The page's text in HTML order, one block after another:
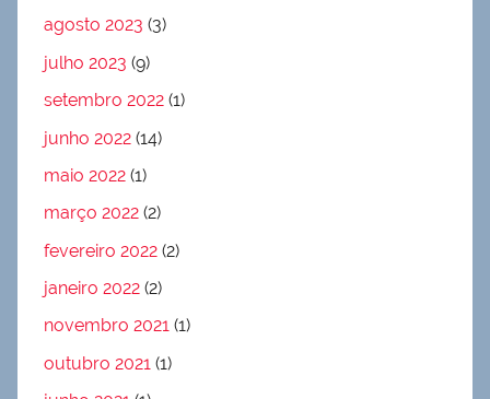
agosto 2023 (3)
julho 2023 (9)
setembro 2022 (1)
junho 2022 (14)
maio 2022 (1)
março 2022 (2)
fevereiro 2022 (2)
janeiro 2022 (2)
novembro 2021 (1)
outubro 2021 (1)